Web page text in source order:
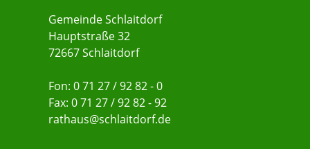
Gemeinde Schlaitdorf
Hauptstraße 32
72667 Schlaitdorf
Fon: 0 71 27 / 92 82 - 0
Fax: 0 71 27 / 92 82 - 92
rathaus@schlaitdorf.de